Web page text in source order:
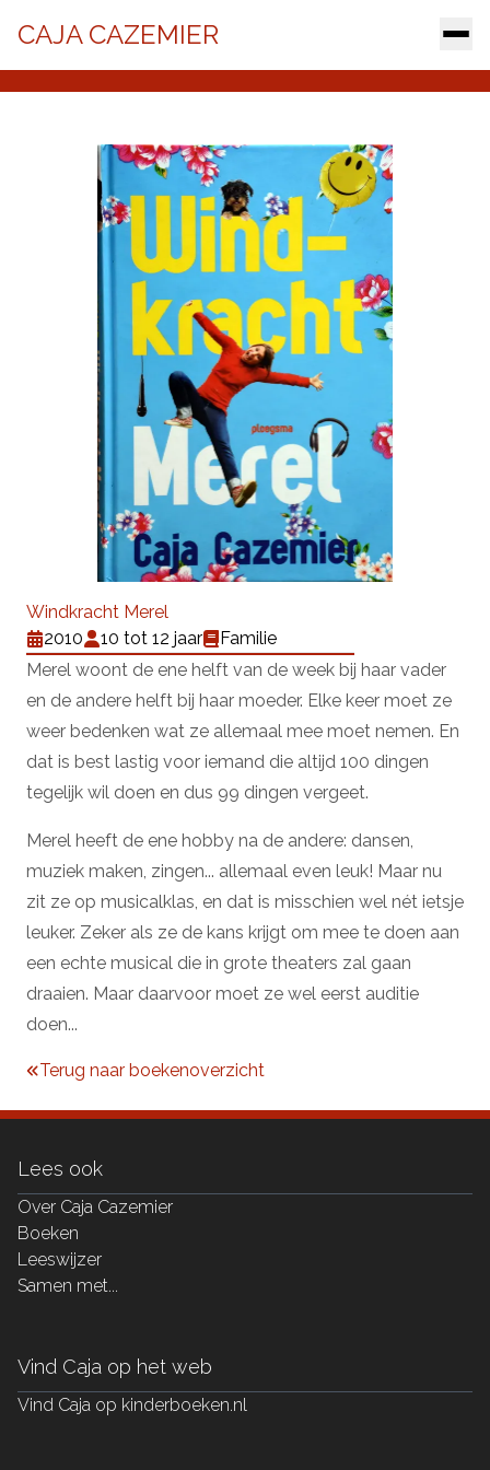
CAJA CAZEMIER
Windkracht Merel
2010
10 tot 12 jaar
Familie
Merel woont de ene helft van de week bij haar vader
en de andere helft bij haar moeder. Elke keer moet ze
weer bedenken wat ze allemaal mee moet nemen. En
dat is best lastig voor iemand die altijd 100 dingen
tegelijk wil doen en dus 99 dingen vergeet.
Merel heeft de ene hobby na de andere: dansen,
muziek maken, zingen... allemaal even leuk! Maar nu
zit ze op musicalklas, en dat is misschien wel nét ietsje
leuker. Zeker als ze de kans krijgt om mee te doen aan
een echte musical die in grote theaters zal gaan
draaien. Maar daarvoor moet ze wel eerst auditie
doen...
Terug naar boekenoverzicht
Lees ook
Over Caja Cazemier
Boeken
Leeswijzer
Samen met...
Vind Caja op het web
Vind Caja op kinderboeken.nl